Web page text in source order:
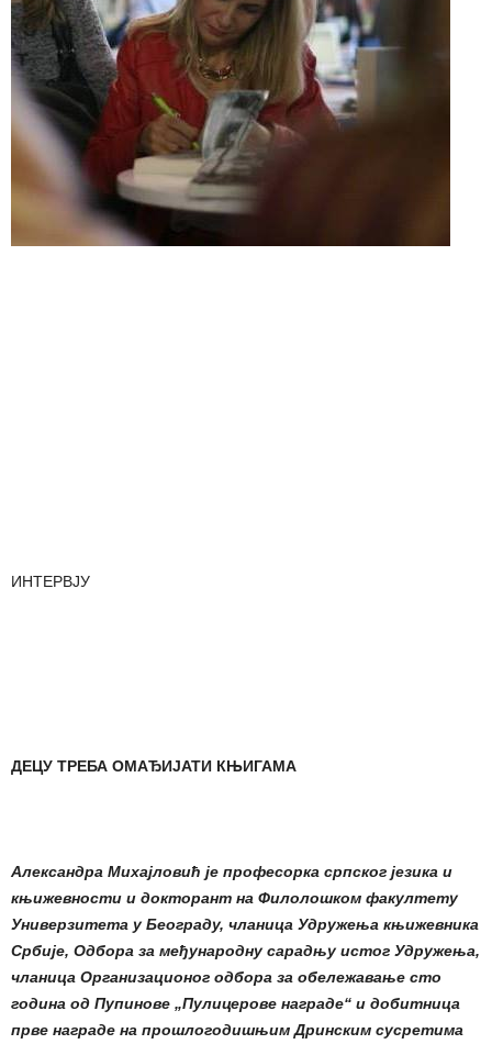
ИНТЕРВЈУ
ДЕЦУ ТРЕБА ОМАЂИЈАТИ КЊИГАМА
Александра Михајловић је професорка српског језика и
књижевности и докторант на Филолошком факултету
Универзитета у Београду, чланица Удружења књижевника
Србије, Одбора за међународну сарадњу истог Удружења,
чланица Организационог одбора за обележавање сто
година од Пупинове „Пулицерове награде“ и добитница
прве награде на прошлогодишњим Дринским сусретима